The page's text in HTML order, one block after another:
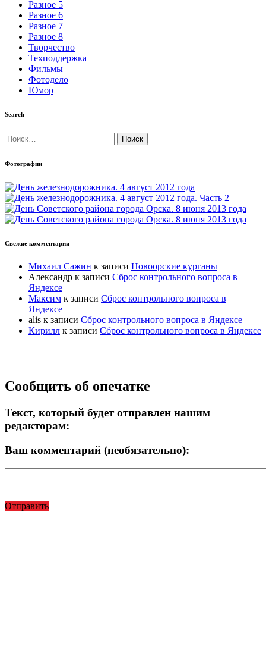
Разное 5
Разное 6
Разное 7
Разное 8
Творчество
Техподдержка
Фильмы
Фотодело
Юмор
Search
Найти:
Фотографии
Свежие комментарии
Михаил Сажин к записи Новоорские курганы
Александр к записи Сброс контрольного вопроса в
Яндексе
Максим к записи Сброс контрольного вопроса в
Яндексе
alis к записи Сброс контрольного вопроса в Яндексе
Кирилл к записи Сброс контрольного вопроса в Яндексе
Прокрутка
вверх
Сообщить об опечатке
Текст, который будет отправлен нашим
редакторам:
Ваш комментарий (необязательно):
Отправить